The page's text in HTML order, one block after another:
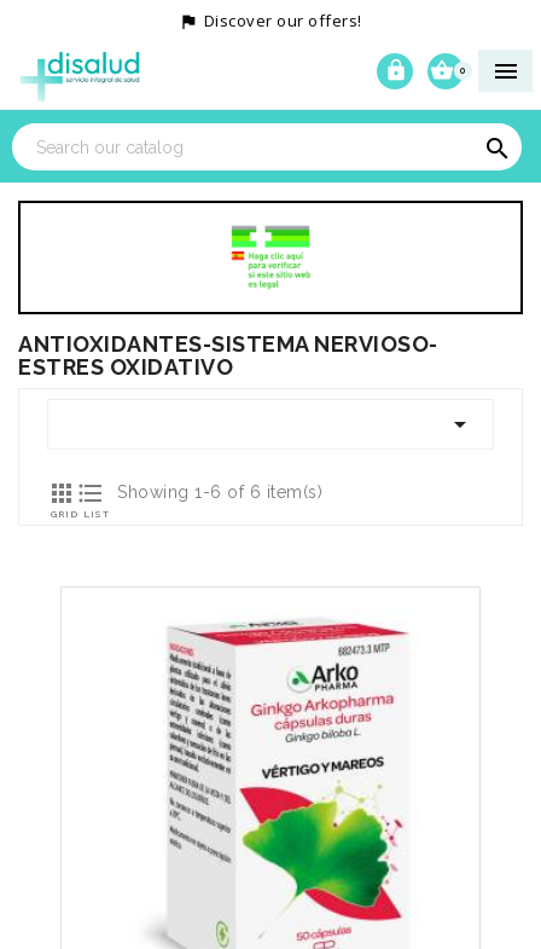
 Discover our offers!

0



ANTIOXIDANTES-SISTEMA NERVIOSO-
ESTRES OXIDATIVO


GRID

LIST
Showing 1-6 of 6 item(s)